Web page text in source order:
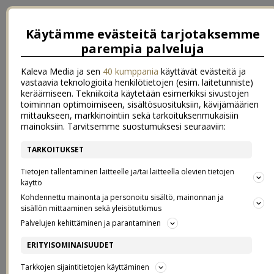
{ POSTAUS, JOTA EN KOSKAAN
EHTINYT JULKAISTA }
Kuten instan
seuraajat tietävätkin, olen tällä hetkellä sängynpohjalla
Käytämme evästeitä tarjotaksemme
parempia palveluja
Kaleva Media ja sen 40 kumppania käyttävät evästeitä ja
vastaavia teknologioita henkilötietojen (esim. laitetunniste)
keräämiseen. Tekniikoita käytetään esimerkiksi sivustojen
toiminnan optimoimiseen, sisältösuosituksiin, kävijämäärien
mittaukseen, markkinointiin sekä tarkoituksenmukaisiin
mainoksiin. Tarvitsemme suostumuksesi seuraaviin:
TARKOITUKSET
Tietojen tallentaminen laitteelle ja/tai laitteella olevien tietojen
käyttö
Kohdennettu mainonta ja personoitu sisältö, mainonnan ja
sisällön mittaaminen sekä yleisötutkimus
Palvelujen kehittäminen ja parantaminen
ERITYISOMINAISUUDET
Tarkkojen sijaintitietojen käyttäminen